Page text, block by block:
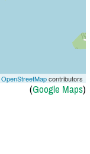
OpenStreetMapcontributors
(Google Maps)